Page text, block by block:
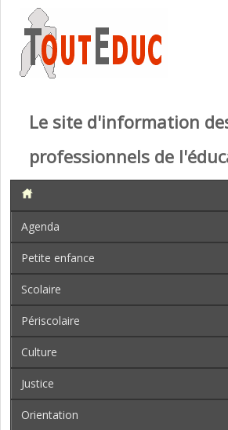
Le site d'information
professionnels de
Agenda
Petite enfance
Scolaire
Périscolaire
Culture
Justice
Orientation